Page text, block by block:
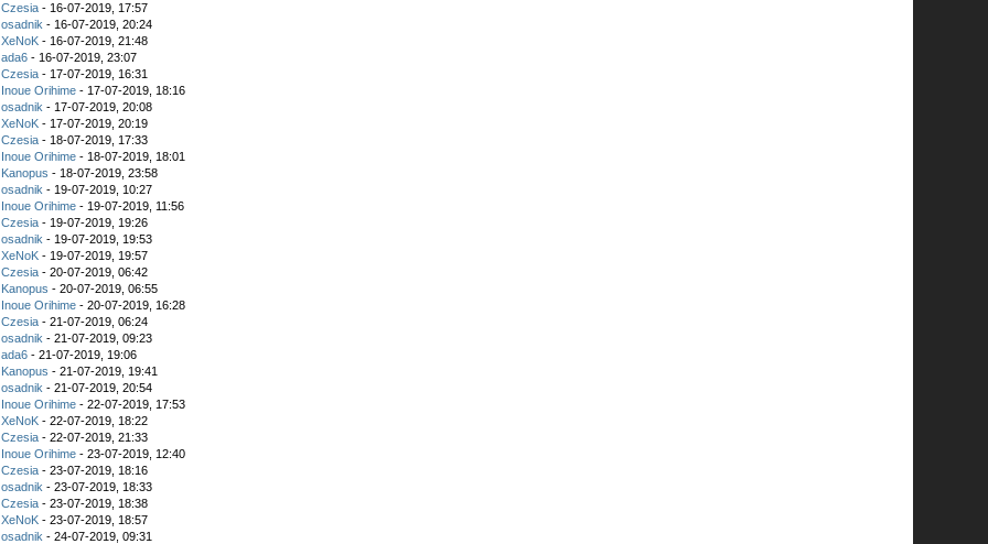
Czesia - 16-07-2019, 17:57
osadnik - 16-07-2019, 20:24
XeNoK - 16-07-2019, 21:48
ada6 - 16-07-2019, 23:07
Czesia - 17-07-2019, 16:31
Inoue Orihime - 17-07-2019, 18:16
osadnik - 17-07-2019, 20:08
XeNoK - 17-07-2019, 20:19
Czesia - 18-07-2019, 17:33
Inoue Orihime - 18-07-2019, 18:01
Kanopus - 18-07-2019, 23:58
osadnik - 19-07-2019, 10:27
Inoue Orihime - 19-07-2019, 11:56
Czesia - 19-07-2019, 19:26
osadnik - 19-07-2019, 19:53
XeNoK - 19-07-2019, 19:57
Czesia - 20-07-2019, 06:42
Kanopus - 20-07-2019, 06:55
Inoue Orihime - 20-07-2019, 16:28
Czesia - 21-07-2019, 06:24
osadnik - 21-07-2019, 09:23
ada6 - 21-07-2019, 19:06
Kanopus - 21-07-2019, 19:41
osadnik - 21-07-2019, 20:54
Inoue Orihime - 22-07-2019, 17:53
XeNoK - 22-07-2019, 18:22
Czesia - 22-07-2019, 21:33
Inoue Orihime - 23-07-2019, 12:40
Czesia - 23-07-2019, 18:16
osadnik - 23-07-2019, 18:33
Czesia - 23-07-2019, 18:38
XeNoK - 23-07-2019, 18:57
osadnik - 24-07-2019, 09:31